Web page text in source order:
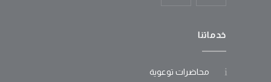
خدماتنا
محاضرات توعوية